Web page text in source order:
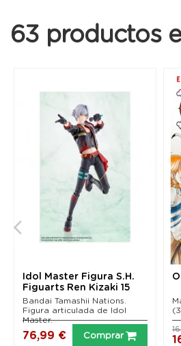
63 productos
Idol Master Figura S.H.
Figuarts Ren Kizaki 15
cm
Bandai Tamashii Nations.
Figura articulada de Idol
Master.
76,99 € Comprar
(3